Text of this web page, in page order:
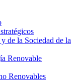
de la Sociedad de la
Renovable
Renovables